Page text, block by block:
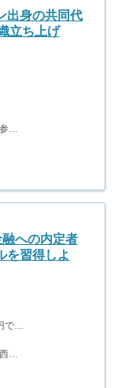
出身の共同代
立ち上げ
への内定者
を習得しよ
【成果報酬】 訪問販売：１成約につき30,000円です。 例えば、光インターネットの成約であれば、平均的に2.5日で1件の契約が見込めます。（12,000円/1日6時間稼働） ＜月収例＞月に100万以上稼ぐ方もいます！ ・月5件成約：150,000円 ・月15件成約：450,000円 ・月30成約：900,000円➕マネジメントインセンティブ300,000円 合計1,200,000円 時給換算で2,000円程度が、平均的なインターン生の報酬となっています。
JR難波駅から徒歩7分（関西本線、阪和線、関西空港線） 大阪難波駅から徒歩13分（近鉄奈良線、阪神なんば線） 桜川駅から徒歩4分（大阪メトロ千日前線、阪神なんば線）